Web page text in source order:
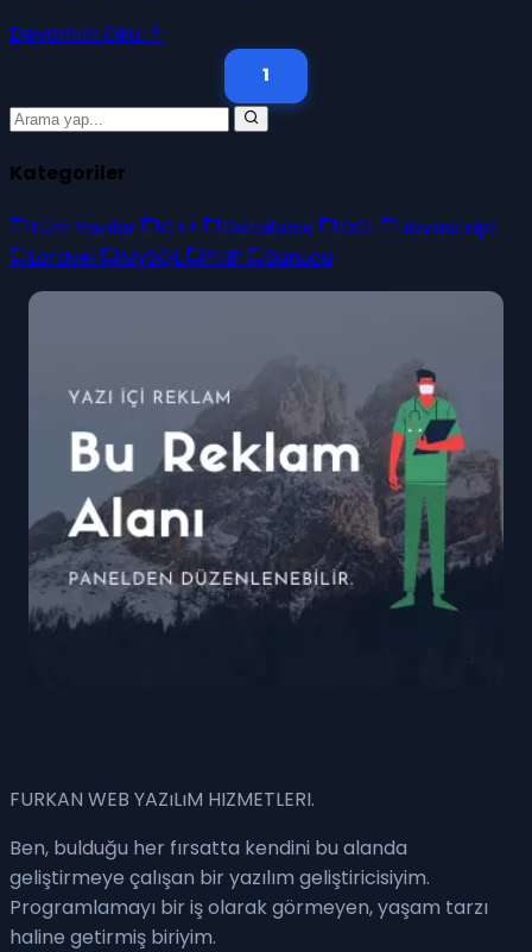
Devamını Oku
1
Kategoriler
Tüm Yazılar C++ Database DCL
Javascript
Laravel
MySQL PHP Sunucu
FURKAN WEB YAZıLıM HIZMETLERI.
Ben, bulduğu her fırsatta kendini bu alanda
geliştirmeye çalışan bir yazılım geliştiricisiyim.
Programlamayı bir iş olarak görmeyen, yaşam tarzı
haline getirmiş biriyim.